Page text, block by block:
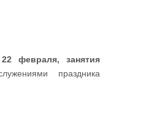
февраля, занятия
праздника